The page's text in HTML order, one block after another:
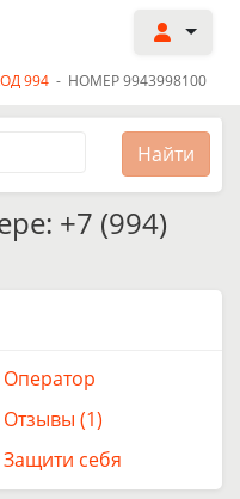
994 - НОМЕР 9943998100
+7 (994)
Оператор
Отзывы (1)
Защити себя